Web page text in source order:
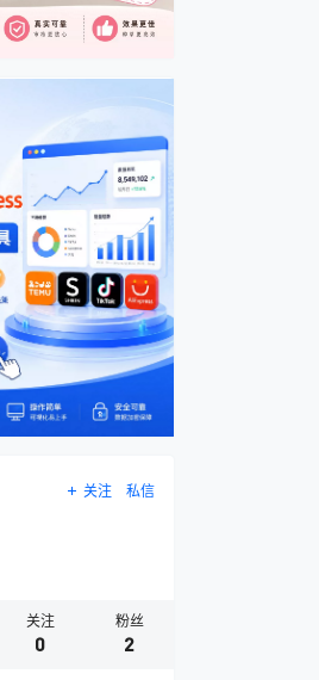
关注 私信
关注
0
粉丝
2